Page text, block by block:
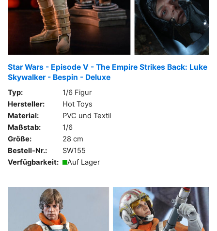
Star Wars - Episode V - The Empire Strikes Back: Luke
Skywalker - Bespin - Deluxe
Typ:
1/6 Figur
Hersteller:
Hot Toys
Material:
PVC und Textil
Maßstab:
1/6
Größe:
28 cm
Bestell-Nr.:
SW155
Verfügbarkeit:
Auf Lager